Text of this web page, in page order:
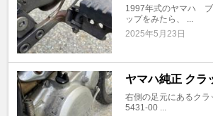
1997年式のヤマハ ブ
ップをみたら、 ...
2025年5月23日
ヤマハ純正 クラ
右側の足元にあるクラ
5431-00 ...